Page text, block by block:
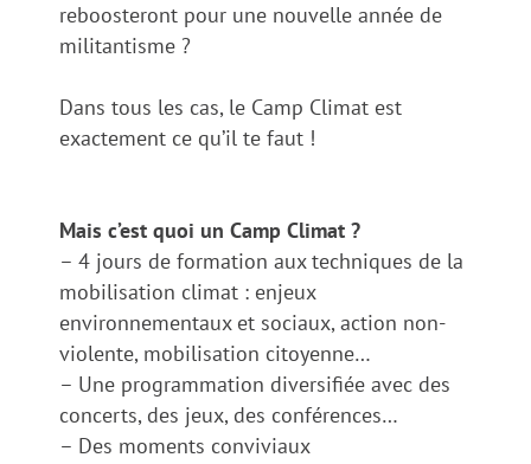
reboosteront pour une nouvelle année de
militantisme ?
Dans tous les cas, le Camp Climat est
exactement ce qu’il te faut !
Mais c’est quoi un Camp Climat ?
– 4 jours de formation aux techniques de la
mobilisation climat : enjeux
environnementaux et sociaux, action non-
violente, mobilisation citoyenne…
– Une programmation diversifiée avec des
concerts, des jeux, des conférences…
– Des moments conviviaux